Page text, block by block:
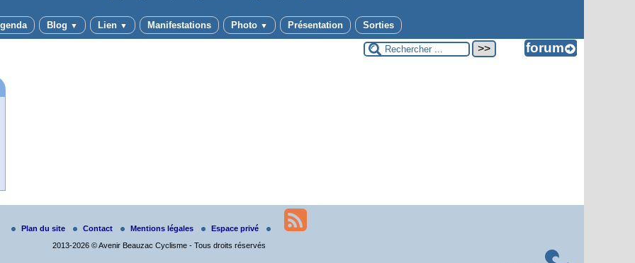
Blog ▼ Lien ▼ Manifestations Photo ▼ Présentation Sorties
Plan du site Contact Mentions légales
Espace privé
2013-2026 © Avenir Beauzac Cyclisme - Tous droits réservés